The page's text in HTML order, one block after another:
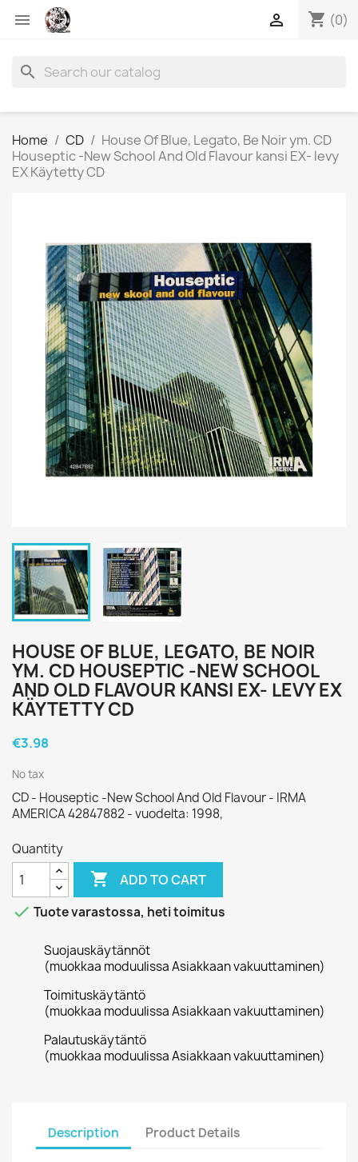
 shopping_cart (0)

search
Home CD
House Of Blue, Legato, Be Noir ym. CD
Houseptic -New School And Old Flavour kansi EX- levy
EX Käytetty CD
HOUSE OF BLUE, LEGATO, BE NOIR
YM. CD HOUSEPTIC -NEW SCHOOL
AND OLD FLAVOUR KANSI EX- LEVY EX
KÄYTETTY CD
€3.98
No tax
CD - Houseptic -New School And Old Flavour - IRMA
AMERICA 42847882 - vuodelta: 1998,
Quantity
 ADD TO CART
 Tuote varastossa, heti toimitus
Suojauskäytännöt
(muokkaa moduulissa Asiakkaan vakuuttaminen)
Toimituskäytäntö
(muokkaa moduulissa Asiakkaan vakuuttaminen)
Palautuskäytäntö
(muokkaa moduulissa Asiakkaan vakuuttaminen)
Description Product Details